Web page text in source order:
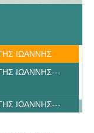
ΙΩΑΝΝΗΣ
ΙΩΑΝΝΗΣ---
ΙΩΑΝΝΗΣ---